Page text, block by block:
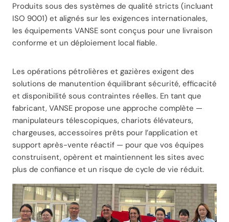
Produits sous des systèmes de qualité stricts (incluant
ISO 9001) et alignés sur les exigences internationales,
les équipements VANSE sont conçus pour une livraison
conforme et un déploiement local fiable.
Les opérations pétrolières et gazières exigent des
solutions de manutention équilibrant sécurité, efficacité
et disponibilité sous contraintes réelles. En tant que
fabricant, VANSE propose une approche complète —
manipulateurs télescopiques, chariots élévateurs,
chargeuses, accessoires prêts pour l’application et
support après-vente réactif — pour que vos équipes
construisent, opèrent et maintiennent les sites avec
plus de confiance et un risque de cycle de vie réduit.